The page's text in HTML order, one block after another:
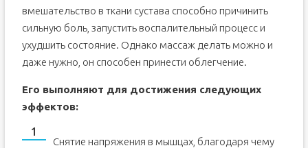
вмешательство в ткани сустава способно причинить
сильную боль, запустить воспалительный процесс и
ухудшить состояние. Однако массаж делать можно и
даже нужно, он способен принести облегчение.
Его выполняют для достижения следующих
эффектов:
Снятие напряжения в мышцах, благодаря чему